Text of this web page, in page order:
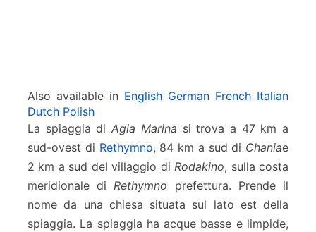
Also available in English German French Italian
Dutch Polish
La spiaggia diAgia Marina si trova a 47 km a
sud-ovest di Rethymno, 84 km a sud di Chaniae
2 km a sud del villaggio diRodakino, sulla costa
meridionale diRethymno prefettura. Prende il
nome da una chiesa situata sul lato est della
spiaggia. La spiaggia ha acque basse e limpide,